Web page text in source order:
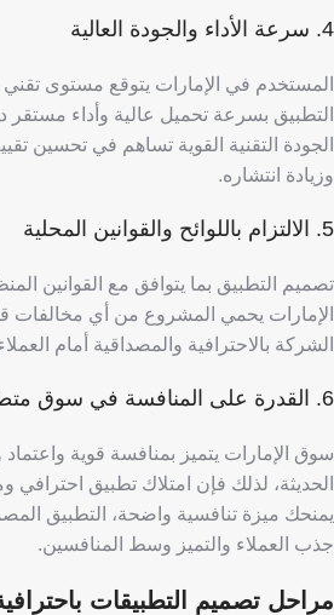
4. سرعة الأداء والجودة العالية
المستخدم في الإمارات يتوقع مستوى
التطبيق بسرعة تحميل عالية وأداء
الجودة التقنية القوية تساهم في تحسين
وزيادة انتشاره.
5. الالتزام باللوائح والقوانين المحلية
تصميم التطبيق بما يتوافق مع القوانين
الإمارات يحمي المشروع من أي مخالفات
الشركة بالاحترافية والمصداقية أمام
6. القدرة على المنافسة في سوق متطور
سوق الإمارات يتميز بمنافسة قوية واعتماد
الحديثة، لذلك فإن امتلاك تطبيق احترافي
يمنحك ميزة تنافسية واضحة، التطبيق
جذب العملاء والتميز وسط المنافسين.
مراحل تصميم التطبيقات